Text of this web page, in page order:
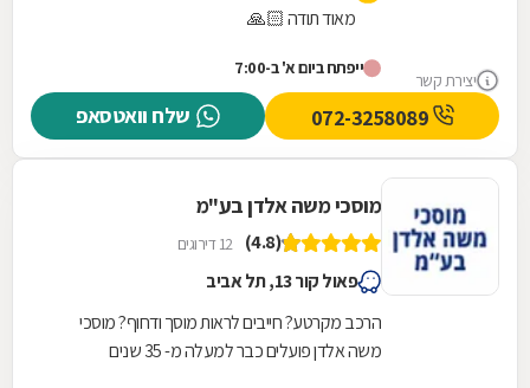
יצירת קשר
מאוד תודה 🙏🏻
ייפתח ביום א' ב-7:00
שלח וואטסאפ
מוסכי משה אלדן בע"מ
(4.8) 12 דירוגים
פאול קור 13, תל אביב
הרכב מקרטע? חייבים לראות מוסך ודחוף? מוסכי
משה אלדן פועלים כבר למעלה מ- 35 שנים